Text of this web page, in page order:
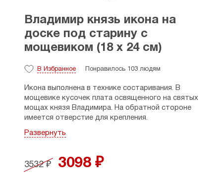
Владимир князь икона на
доске под старину с
мощевиком (18 х 24 см)
В Избранное Понравилось 103 людям
Икона выполнена в технике состаривания. В
мощевике кусочек плата освященного на святых
мощах князя Владимира. На обратной стороне
имеется отверстие для крепления.
Великий князь Владимир Святославич (†1015),
правление в Киеве как убеждённый язычник.
Однако казнь варягов-христиан Феодора и
Развернуть
3532 ₽ 3098 ₽